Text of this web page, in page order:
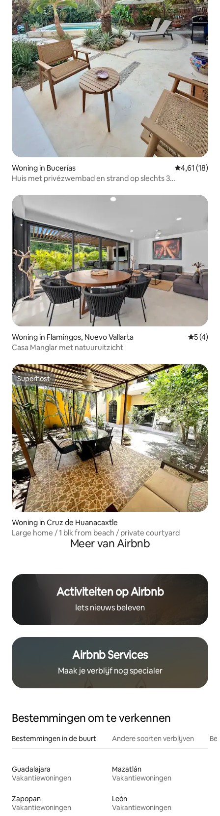
Woning in Bucerías Gemiddelde
4,61 (18)
Huis met privézwembad en strand op slechts 3
Woning in Flamingos, Nuevo Vallarta
5 (4)
Casa Manglar met natuuruitzicht
Superhost
Superhost
Woning in Cruz de Huanacaxtle
Large home / 1 blk from beach / private courtyard
Meer van Airbnb
Activiteiten op Airbnb
Iets nieuws beleven
Airbnb Services
Maak je verblijf nog specialer
Bestemmingen om te verkennen
Bestemmingen in de buurt Andere soorten verblijven
Guadalajara
Vakantiewoningen
Mazatlán
Vakantiewoningen
Zapopan
Vakantiewoningen
León
Vakantiewoningen